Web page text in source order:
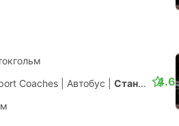
Coaches Автобус Стандарт с конд. 4.6